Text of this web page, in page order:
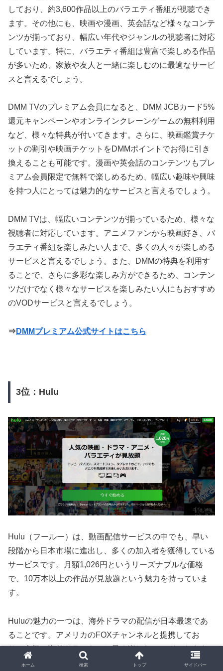
しており、約3,600作品以上のバラエティ番組が視聴でき
ます。その他にも、映画や漫画、英会話など様々なコンテ
ンツが揃っており、幅広い年代やジャンルの視聴者に対応
しています。特に、バラエティ番組は豊富で楽しめる作品
が多いため、家族や友人と一緒に楽しむのに最適なサービ
スと言えるでしょう。
DMM TVのプレミアム会員になると、DMM JCBカード5%
還元キャンペーンやオンラインクレーンゲームの無料利用
など、様々な特典が付いてきます。さらに、映画鑑賞チケ
ットの割引や映画チケットをDMMポイントでお得に引き
換えることも可能です。漫画や英会話のコンテンツもプレ
ミアム会員限定で無料で楽しめるため、幅広い趣味や興味
を持つ人にとっては魅力的なサービスと言えるでしょう。
DMM TVは、幅広いコンテンツが揃っているため、様々な
視聴者に対応しています。アニメファンから映画好き、バ
ラエティ番組を楽しみたい人まで、多くの人々が楽しめる
サービスと言えるでしょう。また、DMMの特典を利用す
ることで、さらに多彩な楽しみ方ができるため、コンテン
ツだけでなく様々なサービスを楽しみたい人にもおすすめ
のVODサービスと言えるでしょう。
⇒ DMMプレミアム公式サイトはこちら
3位：Hulu
Hulu（フールー）は、動画配信サービスの中でも、早い
段階から日本市場に進出し、多くの加入者を獲得している
サービスです。月額1,026円というリーズナブルな価格
で、10万本以上の作品が見放題という魅力を持っていま
す。
Huluの魅力の一つは、海外ドラマの配信が日本最速であ
ることです。アメリカのFOXチャンネルと提携してお
り、人気の海外ドラマをいち早く楽しむことができます。
定番の作品から最新作まで幅広いラインナップが揃ってお
ホーム 検索 トップ サイドバー